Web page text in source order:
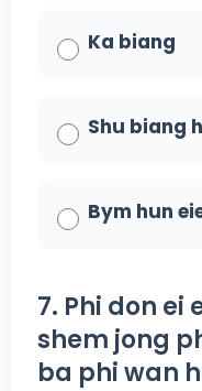
Ka biang
Shu biang
Bym hun
7. Phi don ei
shem jong
ba phi wan